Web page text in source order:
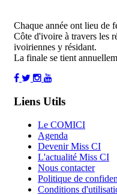
Chaque année ont lieu de
Côte d'ivoire à travers les
ivoiriennes y résidant.
La finale se tient
Liens Utils
Le COMICI
Agenda
Devenir Miss CI
L'actualité Miss CI
Nous contacter
Politique de
Conditions